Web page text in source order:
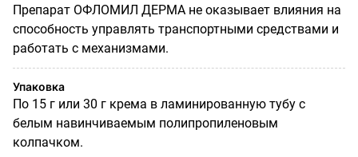
Препарат ОФЛОМИЛ ДЕРМА не оказывает влияния на
способность управлять транспортными средствами и
работать с механизмами.
Упаковка
По 15 г или 30 г крема в ламинированную тубу с
белым навинчиваемым полипропиленовым
колпачком.